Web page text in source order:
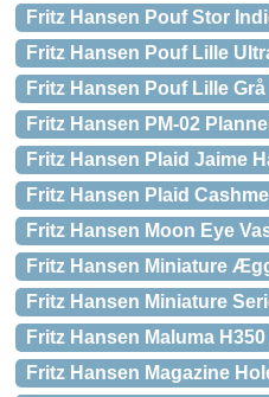
Fritz Hansen Pouf Stor
Fritz Hansen Pouf Lille
Fritz Hansen Pouf Lille Grå
Fritz Hansen PM-02
Fritz Hansen Plaid Jaime
Fritz Hansen Plaid
Fritz Hansen Moon Eye
Fritz Hansen Miniature
Fritz Hansen Miniature
Fritz Hansen Maluma
Fritz Hansen Magazine